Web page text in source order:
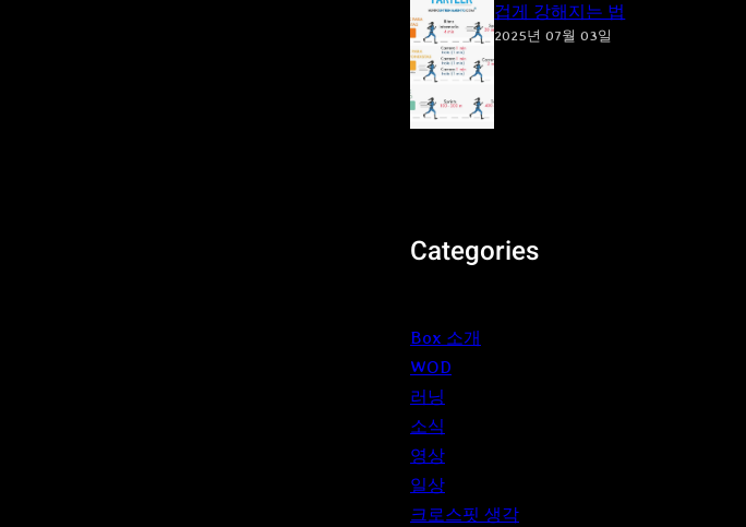
겁게 강해지는 법
2025년 07월 03일
Categories
Box 소개
WOD
러닝
소식
영상
일상
크로스핏 생각